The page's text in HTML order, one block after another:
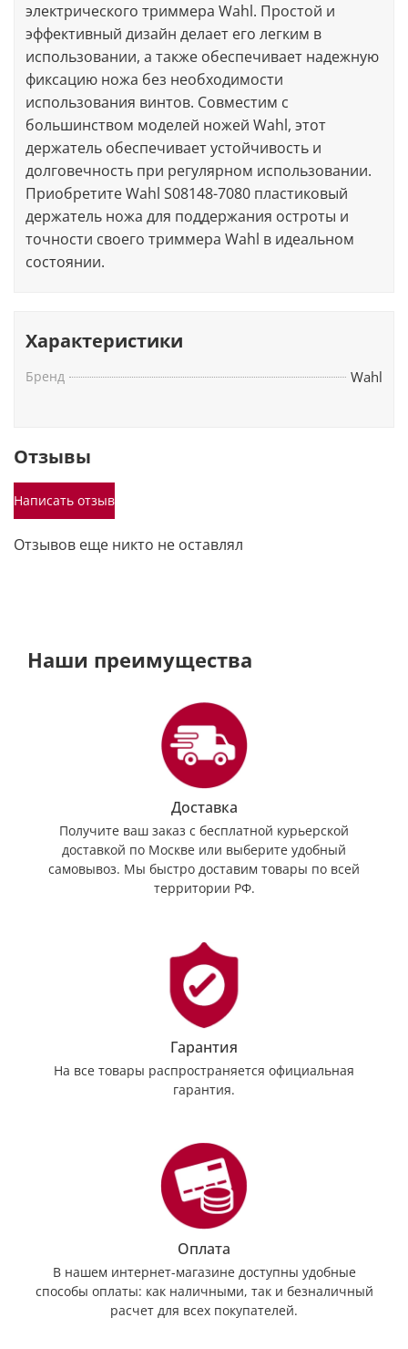
электрического триммера Wahl. Простой и
эффективный дизайн делает его легким в
использовании, а также обеспечивает надежную
фиксацию ножа без необходимости
использования винтов. Совместим с
большинством моделей ножей Wahl, этот
держатель обеспечивает устойчивость и
долговечность при регулярном использовании.
Приобретите Wahl S08148-7080 пластиковый
держатель ножа для поддержания остроты и
точности своего триммера Wahl в идеальном
состоянии.
Характеристики
Бренд Wahl
Отзывы
Написать отзыв
Отзывов еще никто не оставлял
Наши преимущества
Доставка
Получите ваш заказ с бесплатной курьерской
доставкой по Москве или выберите удобный
самовывоз. Мы быстро доставим товары по всей
территории РФ.
Гарантия
На все товары распространяется официальная
гарантия.
Оплата
В нашем интернет-магазине доступны удобные
способы оплаты: как наличными, так и безналичный
расчет для всех покупателей.